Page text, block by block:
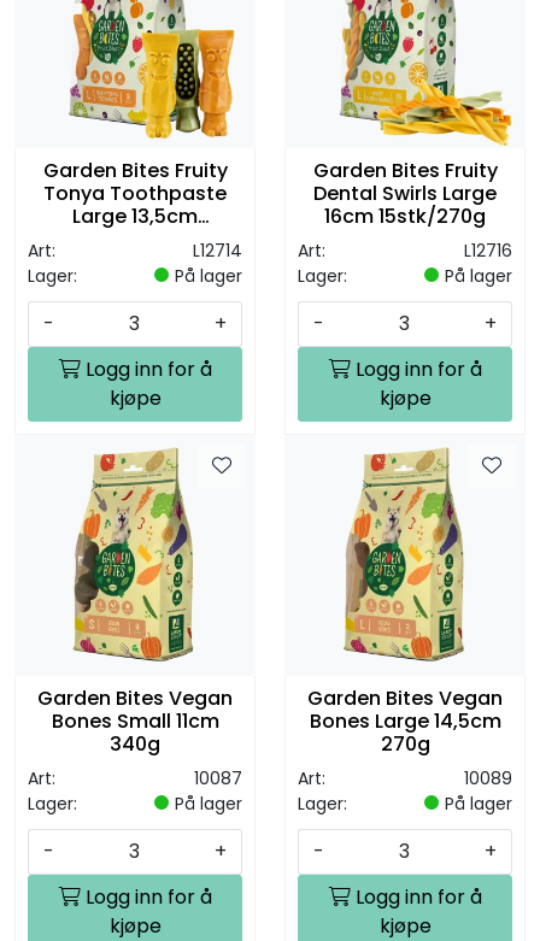
Garden Bites Fruity
Tonya Toothpaste
Large 13,5cm
Art:
L12714
Lager:
På lager
-
+
Logg inn for å
kjøpe
Garden Bites Fruity
Dental Swirls Large
16cm 15stk/270g
Art:
L12716
Lager:
På lager
-
+
Logg inn for å
kjøpe
Garden Bites Vegan
Bones Small 11cm
340g
Art:
10087
Lager:
På lager
-
+
Logg inn for å
kjøpe
Garden Bites Vegan
Bones Large 14,5cm
270g
Art:
10089
Lager:
På lager
-
+
Logg inn for å
kjøpe